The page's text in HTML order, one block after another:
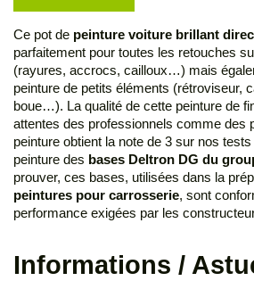
Ce pot de peinture voiture brillant
parfaitement pour toutes les retouches
(rayures, accrocs, cailloux…) mais
peinture de petits éléments (rétroviseur,
boue…). La qualité de cette peinture de
attentes des professionnels comme des
peinture obtient la note de 3 sur nos
peinture des bases Deltron DG du
prouver, ces bases, utilisées dans la
peintures pour carrosserie, sont
performance exigées par les
Informations /